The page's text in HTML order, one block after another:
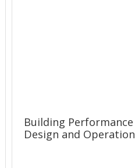
Building
Design and Operation